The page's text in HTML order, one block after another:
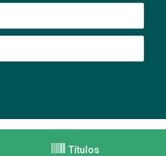
Títulos